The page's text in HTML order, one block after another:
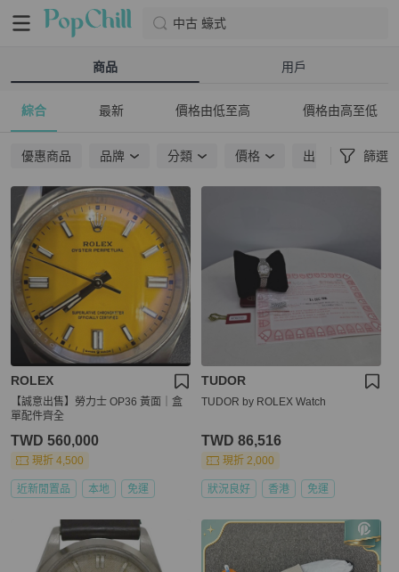
中古 蠔式
商品 用戶
綜合 最新 價格由低至高 價格由高至低
優惠商品 品牌 分類 價格 出貨地點 篩選
ROLEX
【誠意出售】勞力士 OP36 黃面｜盒
單配件齊全
TWD 560,000
現折 4,500
近新閒置品 本地 免運
TUDOR
TUDOR by ROLEX Watch
TWD 86,516
現折 2,000
狀況良好 香港 免運